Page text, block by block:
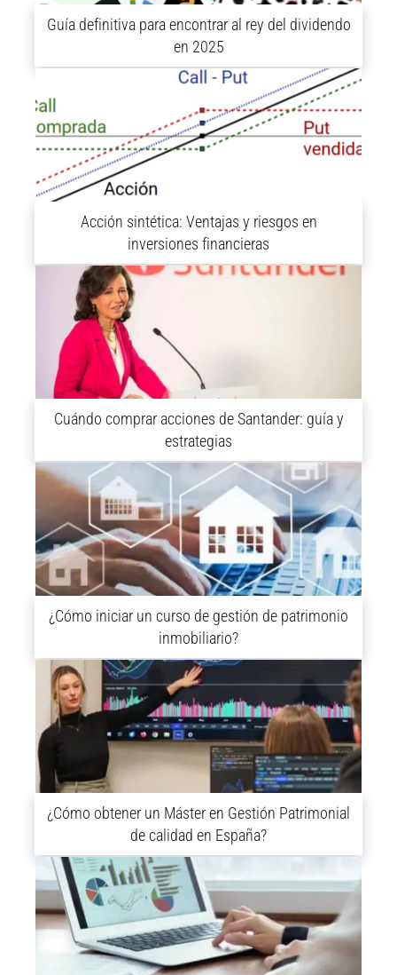
Guía definitiva para encontrar al rey del dividendo
en 2025
Acción sintética: Ventajas y riesgos en
inversiones financieras
Cuándo comprar acciones de Santander: guía y
estrategias
¿Cómo iniciar un curso de gestión de patrimonio
inmobiliario?
¿Cómo obtener un Máster en Gestión Patrimonial
de calidad en España?